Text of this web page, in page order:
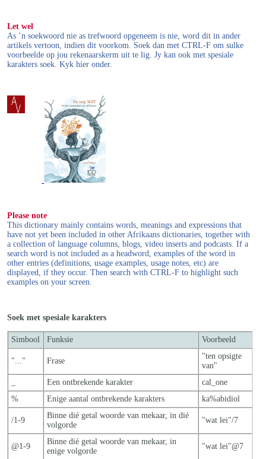
Let wel
As ’n soekwoord nie as trefwoord opgeneem is nie, word dit in ander
artikels vertoon, indien dit voorkom. Soek dan met CTRL-F om sulke
voorbeelde op jou rekenaarskerm uit te lig. Jy kan ook met spesiale
karakters soek. Kyk hier onder.
Please note
This dictionary mainly contains words, meanings and expressions that
have not yet been included in other Afrikaans dictionaries, together with
a collection of language columns, blogs, video inserts and podcasts. If a
search word is not included as a headword, examples of the word in
other entries (definitions, usage examples, usage notes, etc) are
displayed, if they occur. Then search with CTRL-F to highlight such
examples on your screen.
Soek met spesiale karakters
Simbool Funksie Voorbeeld
"..." Frase
"ten opsigte
van"
Een ontbrekende karakter
cal_one
%
Enige aantal ontbrekende karakters ka%abidiol
/1-9
Binne dié getal woorde van mekaar, in dié
volgorde
"wat lei"/7
@1-9
Binne dié getal woorde van mekaar, in
enige volgorde
"wat lei"@7